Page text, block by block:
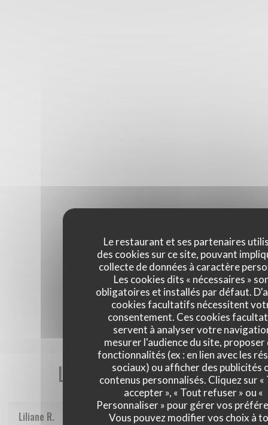
Le restaurant et ses partenaires
des cookies sur ce site, pouvant
collecte de données à caractère
Les cookies dits « nécessaires »
obligatoires et installés par défaut.
cookies facultatifs nécessitent
consentement. Ces cookies
servent à analyser votre
mesurer l'audience du site, proposer
fonctionnalités (ex : en lien avec les
sociaux) ou afficher des publicités
contenus personnalisés. Cliquez sur «
accepter », « Tout refuser » ou «
Personnaliser » pour gérer vos
Vous pouvez modifier vos choix à
Les avis de nos clients
Liliane R